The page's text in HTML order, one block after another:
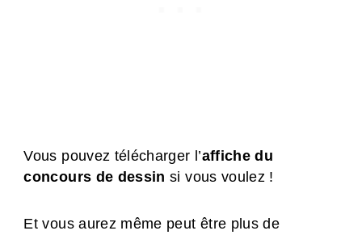
Vous pouvez télécharger l’affiche du
concours de dessin si vous voulez !
Et vous aurez même peut être plus de